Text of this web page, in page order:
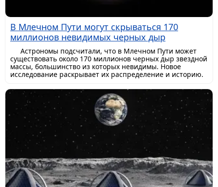
В Млечном Пути могут скрываться 170
миллионов невидимых черных дыр
Астрономы подсчитали, что в Млечном Пути может
существовать около 170 миллионов черных дыр звездной
массы, большинство из которых невидимы. Новое
исследование раскрывает их распределение и историю.